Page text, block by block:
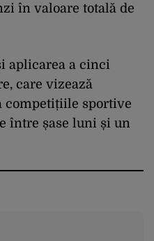
în valoare totală de
aplicarea a cinci
care vizează
competițiile sportive
între șase luni și un